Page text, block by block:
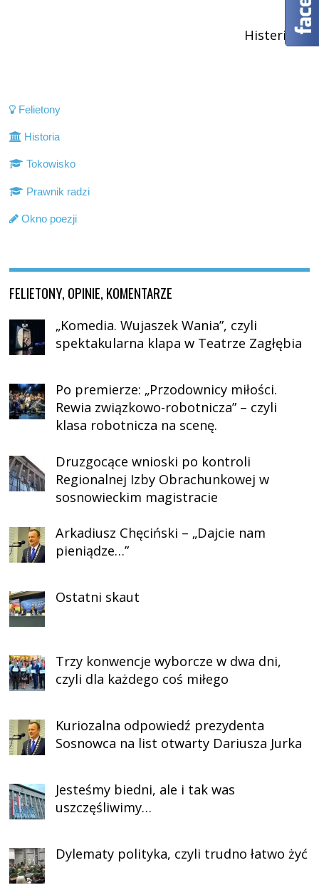
›
Histeria
Felietony
Historia
Tokowisko
Prawnik radzi
Okno poezji
FELIETONY, OPINIE, KOMENTARZE
„Komedia. Wujaszek Wania”, czyli
spektakularna klapa w Teatrze Zagłębia
Po premierze: „Przodownicy miłości.
Rewia związkowo-robotnicza” – czyli
klasa robotnicza na scenę.
Druzgocące wnioski po kontroli
Regionalnej Izby Obrachunkowej w
sosnowieckim magistracie
Arkadiusz Chęciński – „Dajcie nam
pieniądze…”
Ostatni skaut
Trzy konwencje wyborcze w dwa dni,
czyli dla każdego coś miłego
Kuriozalna odpowiedź prezydenta
Sosnowca na list otwarty Dariusza Jurka
Jesteśmy biedni, ale i tak was
uszczęśliwimy…
Dylematy polityka, czyli trudno łatwo żyć